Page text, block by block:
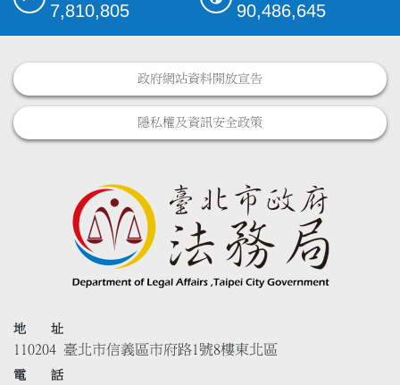
7,810,805 90,486,645
政府網站資料開放宣告
隱私權及資訊安全政策
地 址
110204 臺北市信義區市府路1號8樓東北區
電 話